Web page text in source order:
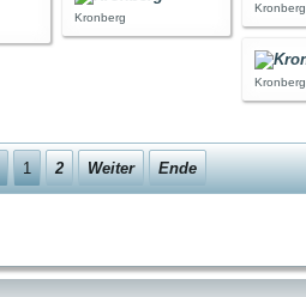
Kronberg
Kronberg
Kronberg
1 2 Weiter Ende